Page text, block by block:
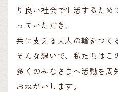
り良い社会で生活するた
っていただき、
共に支える大人の輪をつく
そんな想いで、私たちはこ
多くのみなさまへ活動を周
おねがいします。